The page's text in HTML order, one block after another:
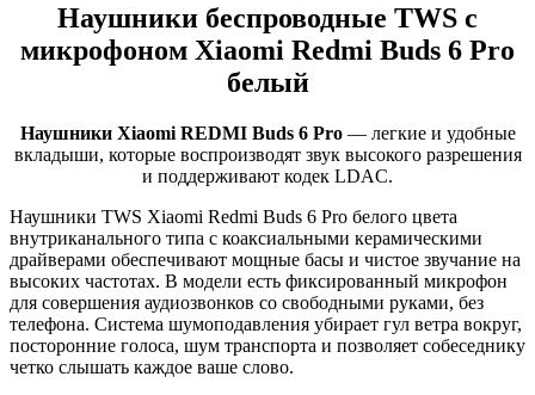
Наушники беспроводные TWS с
микрофоном Xiaomi Redmi Buds 6 Pro
белый
Наушники Xiaomi REDMI Buds 6 Pro— легкие и удобные
вкладыши, которые воспроизводят звук высокого разрешения
и поддерживают кодек LDAC.
Наушники TWS Xiaomi Redmi Buds 6 Pro белого цвета
внутриканального типа с коаксиальными керамическими
драйверами обеспечивают мощные басы и чистое звучание на
высоких частотах. В модели есть фиксированный микрофон
для совершения аудиозвонков со свободными руками, без
телефона. Система шумоподавления убирает гул ветра вокруг,
посторонние голоса, шум транспорта и позволяет собеседнику
четко слышать каждое ваше слово.